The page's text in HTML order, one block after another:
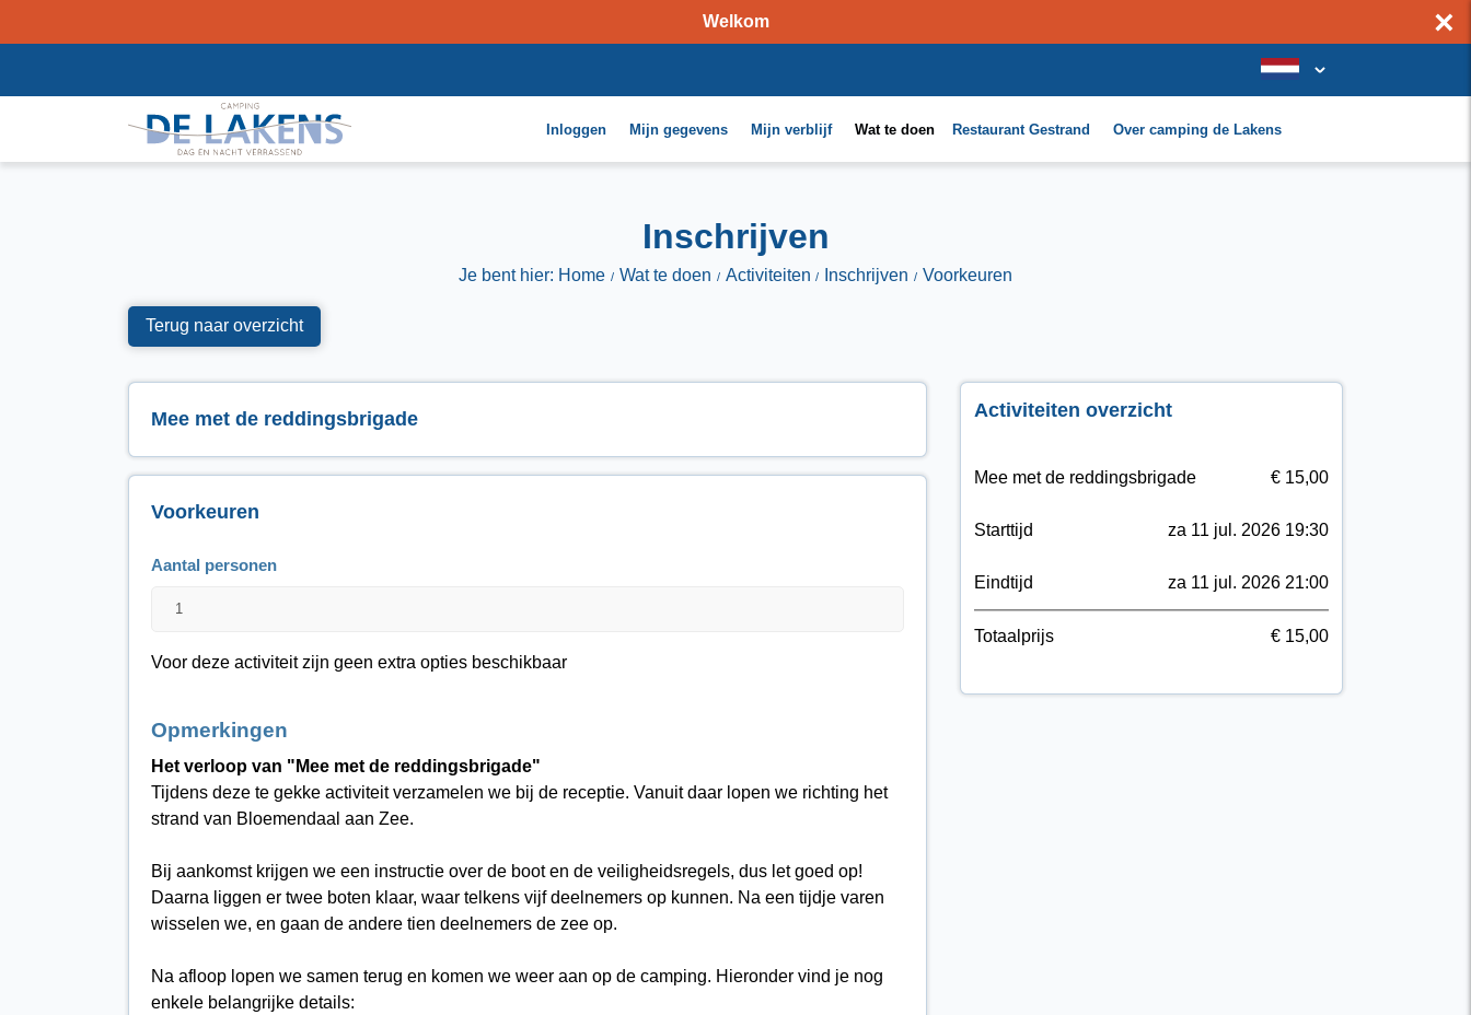
Welkom ×
Inloggen Mijn gegevens Mijn verblijf Wat te doen Restaurant Gestrand Over camping de Lakens
Inschrijven
Je bent hier: Home Wat te doen Activiteiten Inschrijven Voorkeuren
Terug naar overzicht
Mee met de reddingsbrigade
Voorkeuren
Aantal personen
Voor deze activiteit zijn geen extra opties beschikbaar
Opmerkingen
Het verloop van "Mee met de reddingsbrigade"
Tijdens deze te gekke activiteit verzamelen we bij de receptie. Vanuit daar lopen we richting het
strand van Bloemendaal aan Zee.
Bij aankomst krijgen we een instructie over de boot en de veiligheidsregels, dus let goed op!
Daarna liggen er twee boten klaar, waar telkens vijf deelnemers op kunnen. Na een tijdje varen
wisselen we, en gaan de andere tien deelnemers de zee op.
Na afloop lopen we samen terug en komen we weer aan op de camping. Hieronder vind je nog
enkele belangrijke details:
Activiteiten overzicht
Mee met de reddingsbrigade € 15,00
Starttijd za 11 jul. 2026 19:30
Eindtijd za 11 jul. 2026 21:00
Totaalprijs € 15,00